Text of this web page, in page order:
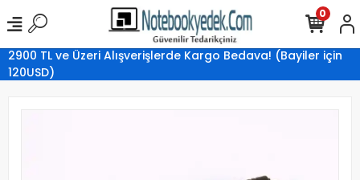
2900 TL ve Üzeri Alışverişlerde Kargo Bedava! (Bayiler için
120USD)
0